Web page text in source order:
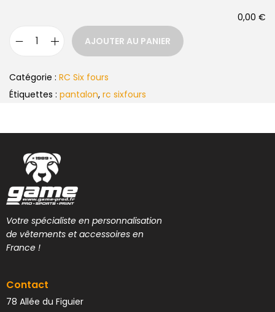
0,00 €
AJOUTER AU PANIER
Catégorie : RC Six fours
Étiquettes : pantalon, rc sixfours
Votre spécialiste en personnalisation
de vêtements et accessoires en
France !
Contact
78 Allée du Figuier